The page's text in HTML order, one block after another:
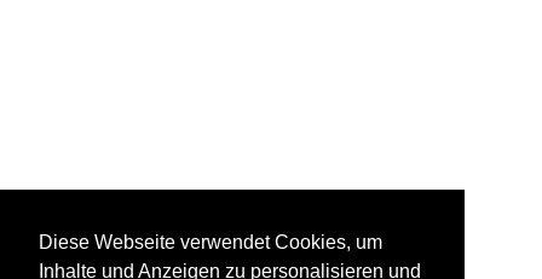
Diese Webseite verwendet Cookies, um
Inhalte und Anzeigen zu personalisieren und